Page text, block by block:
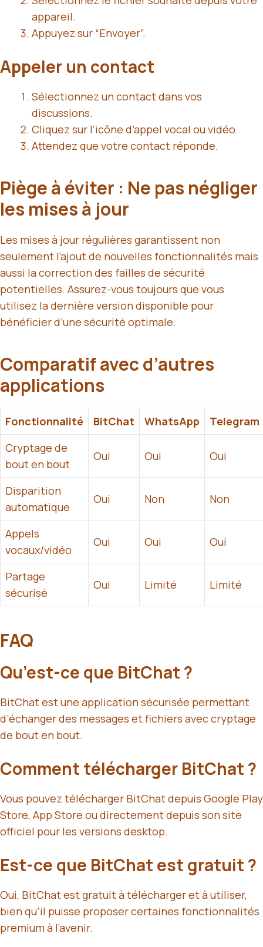
appareil.
Appuyez sur “Envoyer”.
Appeler un contact
Sélectionnez un contact dans vos
discussions.
Cliquez sur l’icône d’appel vocal ou vidéo.
Attendez que votre contact réponde.
Piège à éviter : Ne pas négliger
les mises à jour
Les mises à jour régulières garantissent non
seulement l’ajout de nouvelles fonctionnalités mais
aussi la correction des failles de sécurité
potentielles. Assurez-vous toujours que vous
utilisez la dernière version disponible pour
bénéficier d’une sécurité optimale.
Comparatif avec d’autres
applications
Fonctionnalité BitChat WhatsApp
Telegram
Cryptage de
bout en bout
Oui Oui Oui
Disparition
automatique
Oui Non Non
Appels
vocaux/vidéo
Oui Oui Oui
Partage
sécurisé
Oui Limité Limité
FAQ
Qu’est-ce que BitChat ?
BitChat est une application sécurisée permettant
d’échanger des messages et fichiers avec cryptage
de bout en bout.
Comment télécharger BitChat ?
Vous pouvez télécharger BitChat depuis Google Play
Store, App Store ou directement depuis son site
officiel pour les versions desktop.
Est-ce que BitChat est gratuit ?
Oui, BitChat est gratuit à télécharger et à utiliser,
bien qu’il puisse proposer certaines fonctionnalités
premium à l’avenir.